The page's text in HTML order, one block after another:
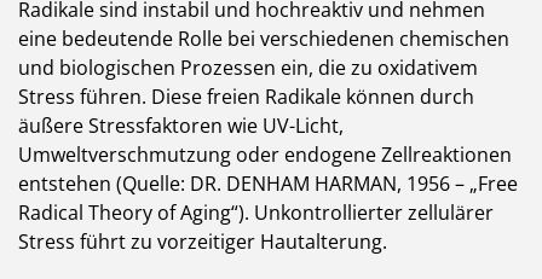
Radikale sind instabil und hochreaktiv und nehmen
eine bedeutende Rolle bei verschiedenen chemischen
und biologischen Prozessen ein, die zu oxidativem
Stress führen. Diese freien Radikale können durch
äußere Stressfaktoren wie UV-Licht,
Umweltverschmutzung oder endogene Zellreaktionen
entstehen (Quelle: DR. DENHAM HARMAN, 1956 – „Free
Radical Theory of Aging“). Unkontrollierter zellulärer
Stress führt zu vorzeitiger Hautalterung.